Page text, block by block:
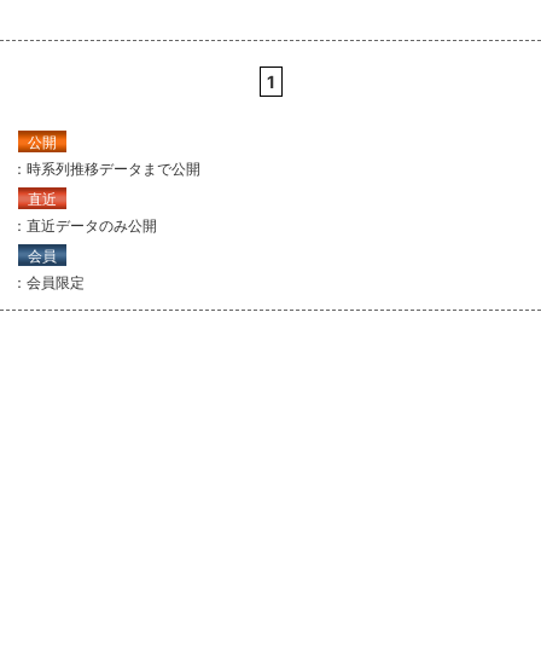
1
公開
：時系列推移データまで公開
直近
：直近データのみ公開
会員
：会員限定